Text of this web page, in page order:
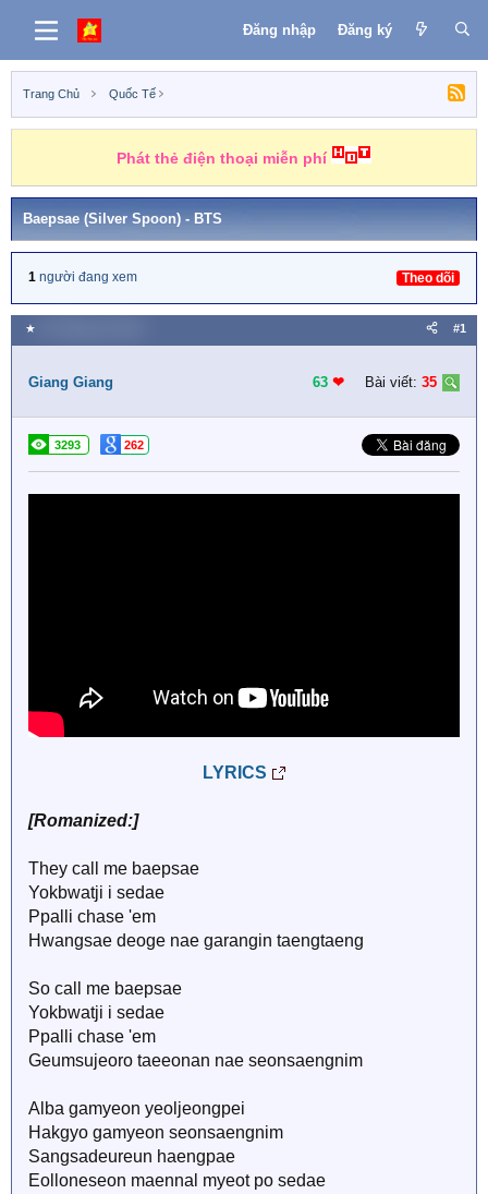
Đăng nhập Đăng ký
Trang Chủ Quốc Tế
Phát thẻ điện thoại miễn phí
Baepsae (Silver Spoon) - BTS
1 người đang xem Theo dõi
★ #1
Giang Giang 63 ❤︎ Bài viết: 35
3293 262
LYRICS
[Romanized:]
They call me baepsae
Yokbwatji i sedae
Ppalli chase 'em
Hwangsae deoge nae garangin taengtaeng
So call me baepsae
Yokbwatji i sedae
Ppalli chase 'em
Geumsujeoro taeeonan nae seonsaengnim
Alba gamyeon yeoljeongpei
Hakgyo gamyeon seonsaengnim
Sangsadeureun haengpae
Eolloneseon maennal myeot po sedae